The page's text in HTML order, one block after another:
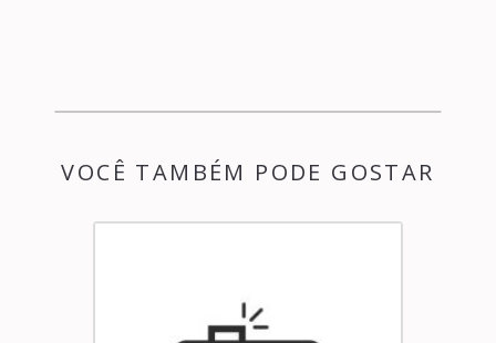
VOCÊ TAMBÉM PODE GOSTAR